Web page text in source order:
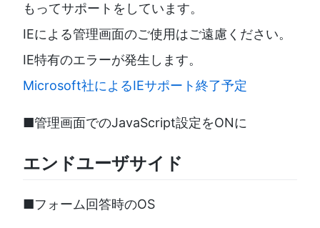
もってサポートをしています。
IEによる管理画面のご使用はご遠慮ください。
IE特有のエラーが発生します。
Microsoft社によるIEサポート終了予定
■管理画面でのJavaScript設定をONに
エンドユーザサイド
■フォーム回答時のOS